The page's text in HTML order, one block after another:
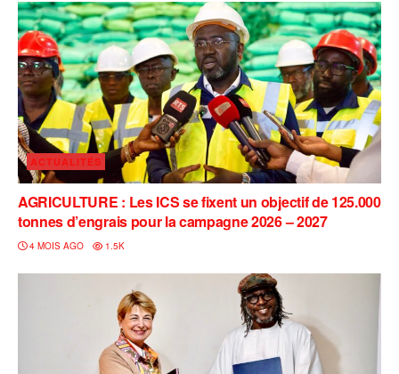
ACTUALITÉS
AGRICULTURE : Les ICS se fixent un objectif de 125.000
tonnes d’engrais pour la campagne 2026 – 2027
4 MOIS AGO 1.5K